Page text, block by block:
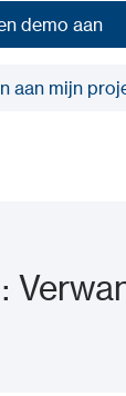
demo aan
aan mijn